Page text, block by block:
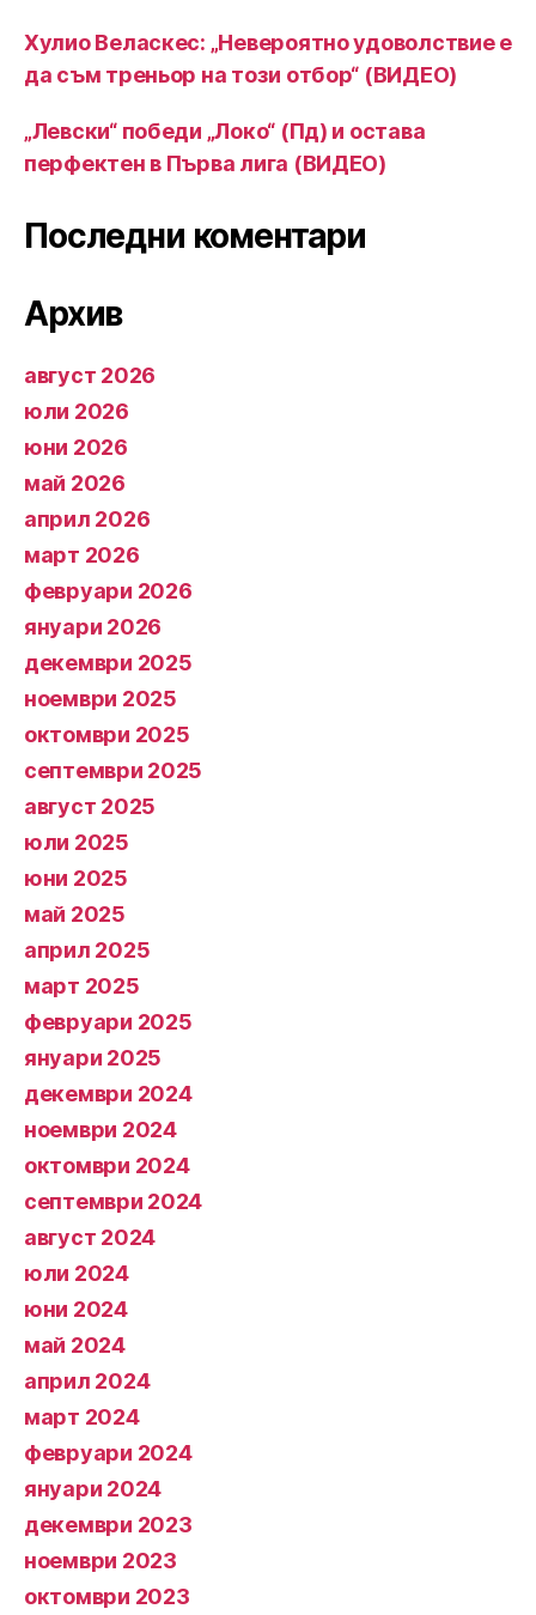
Хулио Веласкес: „Невероятно удоволствие е
да съм треньор на този отбор“ (ВИДЕО)
„Левски“ победи „Локо“ (Пд) и остава
перфектен в Първа лига (ВИДЕО)
Последни коментари
Архив
август 2026
юли 2026
юни 2026
май 2026
април 2026
март 2026
февруари 2026
януари 2026
декември 2025
ноември 2025
октомври 2025
септември 2025
август 2025
юли 2025
юни 2025
май 2025
април 2025
март 2025
февруари 2025
януари 2025
декември 2024
ноември 2024
октомври 2024
септември 2024
август 2024
юли 2024
юни 2024
май 2024
април 2024
март 2024
февруари 2024
януари 2024
декември 2023
ноември 2023
октомври 2023